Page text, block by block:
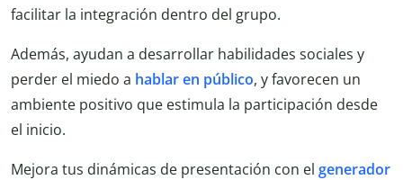
facilitar la integración dentro del grupo.
Además, ayudan a desarrollar habilidades sociales y
perder el miedo a hablar en público, y favorecen un
ambiente positivo que estimula la participación desde
el inicio.
Mejora tus dinámicas de presentación con el generador